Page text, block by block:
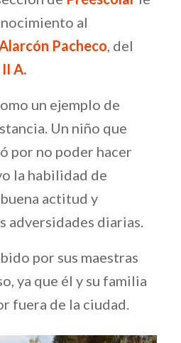
al
Pacheco, del
A.
un ejemplo de
Un niño que
por no poder hacer
la habilidad de
actitud y
adversidades diarias.
por sus maestras
ya que él y su familia
fuera de la ciudad.